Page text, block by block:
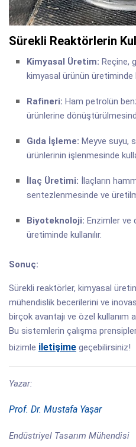
Sürekli Reaktörlerin
Kimyasal Üretim: Reçine,
kimyasal ürünün üretiminde
Rafineri: Ham petrolün
ürünlerine
Gıda İşleme: Meyve suyu,
ürünlerinin işlenmesinde
İlaç Üretimi: İlaçların
sentezlenmesinde ve
Biyoteknoloji: Enzimler ve
üretiminde kullanılır.
Sonuç:
Sürekli reaktörler, kimyasal
mühendislik becerilerini ve
birçok avantajı ve özel kullanım
Bu sistemlerin çalışma
bizimle iletişime geçebilirsiniz!
Yazar:
Prof. Dr. Mustafa Yaşar
Endüstriyel Tasarım Mühendisi